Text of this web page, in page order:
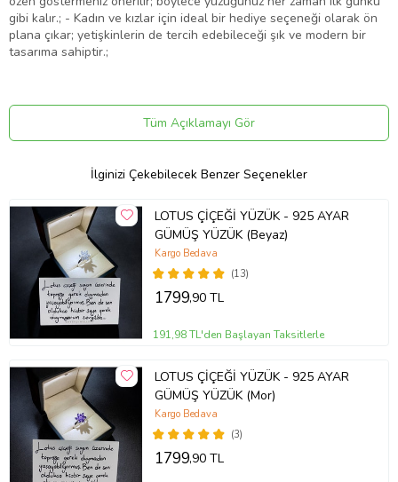
gibi kalır.; - Kadın ve kızlar için ideal bir hediye seçeneği olarak ön
plana çıkar; yetişkinlerin de tercih edebileceği şık ve modern bir
tasarıma sahiptir.;
kcm70870745Tüm Açıklamayı Gör
İlginizi Çekebilecek Benzer Seçenekler
LOTUS ÇİÇEĞİ YÜZÜK - 925 AYAR
GÜMÜŞ YÜZÜK (Beyaz)
(13)
Kargo Bedava
1799,90 TL
191,98 TL'den Başlayan Taksitlerle
LOTUS ÇİÇEĞİ YÜZÜK - 925 AYAR
GÜMÜŞ YÜZÜK (Mor)
(3)
Kargo Bedava
1799,90 TL